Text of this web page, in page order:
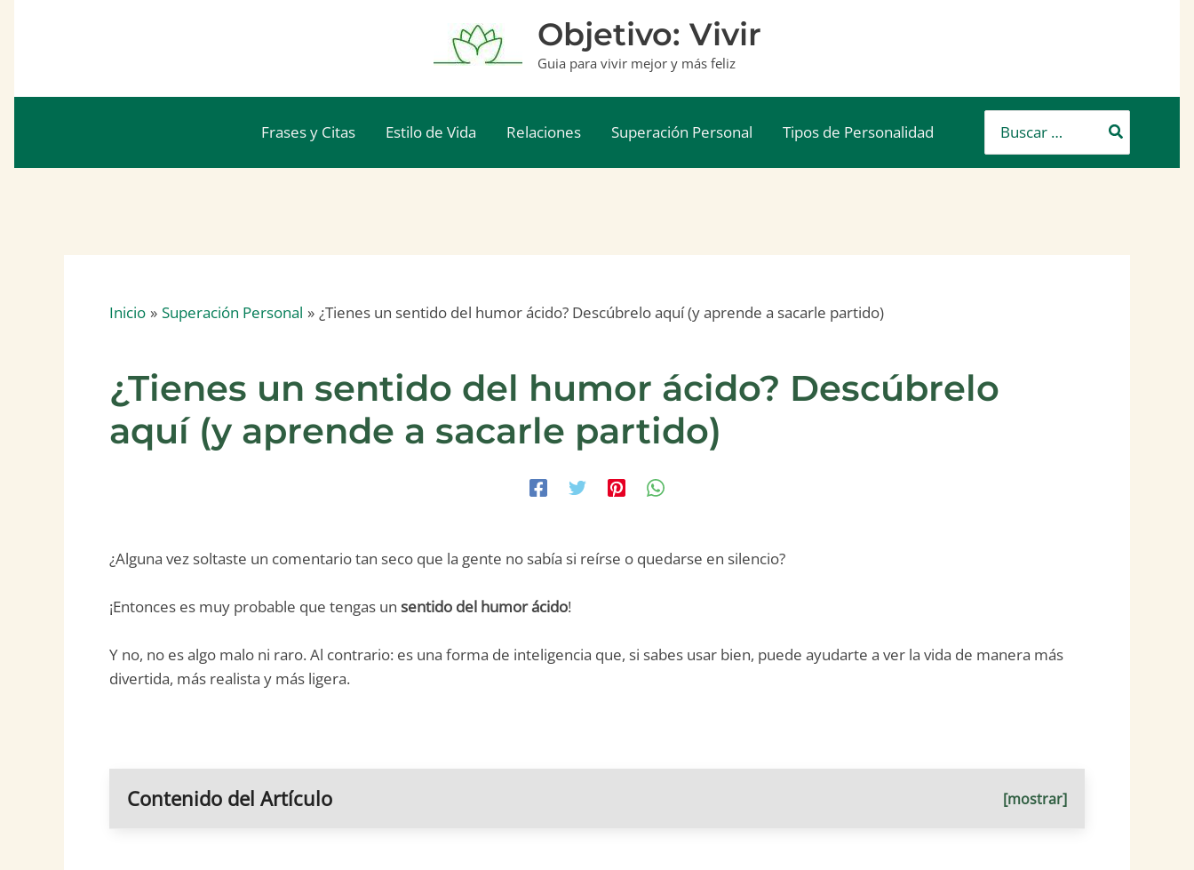
Objetivo: Vivir
Guia para vivir mejor y más feliz
Frases y Citas Estilo de Vida Relaciones Superación Personal Tipos de Personalidad
por:
Inicio Superación Personal ¿Tienes un sentido del humor ácido? Descúbrelo aquí (y aprende a sacarle partido)
¿Tienes un sentido del humor ácido? Descúbrelo
aquí (y aprende a sacarle partido)
¿Alguna vez soltaste un comentario tan seco que la gente no sabía si reírse o quedarse en silencio?
¡Entonces es muy probable que tengas un sentido del humor ácido!
Y no, no es algo malo ni raro. Al contrario: es una forma de inteligencia que, si sabes usar bien, puede ayudarte a ver la vida de manera más
divertida, más realista y más ligera.
Contenido del Artículo [mostrar]